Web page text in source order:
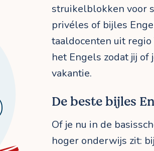
struikelblokken voor
privéles of bijles
taaldocenten uit
het Engels zodat jij
vakantie.
De beste bijles
Of je nu in de
hoger onderwijs zit: